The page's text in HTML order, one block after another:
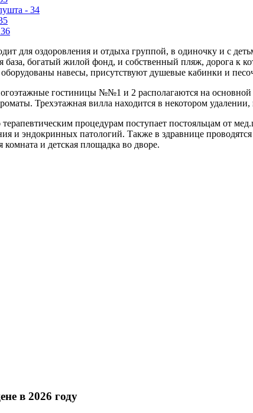
для оздоровления и отдыха группой, в одиночку и с
база, богатый жилой фонд, и собственный пляж, дорога
навесы, присутствуют душевые кабинки и
гостиницы №№1 и 2 располагаются на
Трехэтажная вилла находится в некотором
процедурам поступает постояльцам от
и эндокринных патологий. Также в здравнице
и детская площадка во дворе.
в 2026 году